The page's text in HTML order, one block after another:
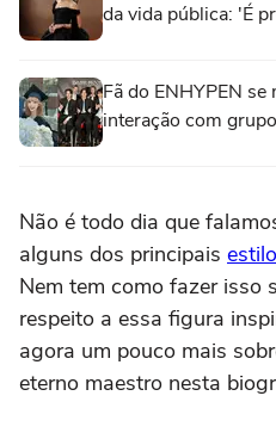
da vida pública: 'É
Fã do ENHYPEN
interação com
Não é todo dia que
alguns dos principais
Nem tem como fazer isso
respeito a essa figura
agora um pouco mais
eterno maestro nesta